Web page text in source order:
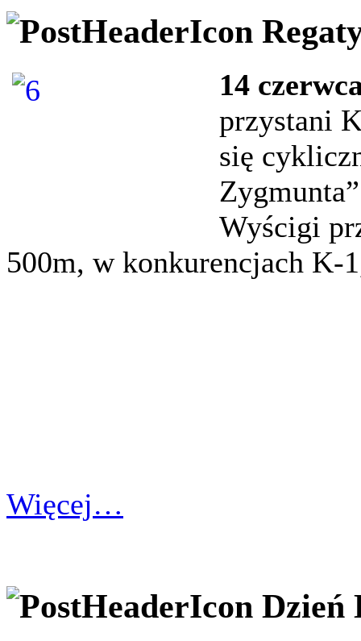
14
przystani
się
Wyścigi
500m, w konkurencjach K-
Więcej…
Dzień